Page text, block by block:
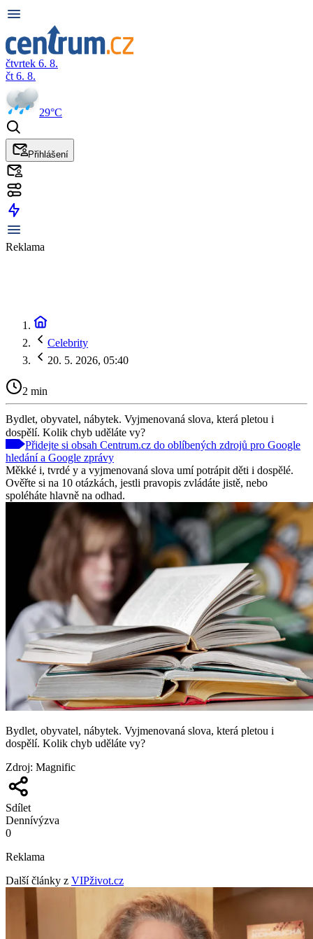
čtvrtek 6. 8.
čt 6. 8.
29°C
Přihlášení
Reklama
Celebrity
20. 5. 2026, 05:40
2 min
Bydlet, obyvatel, nábytek. Vyjmenovaná slova, která pletou i
dospělí. Kolik chyb uděláte vy?
Přidejte si obsah Centrum.cz do oblíbených zdrojů pro Google
hledání a Google zprávy
Měkké i, tvrdé y a vyjmenovaná slova umí potrápit děti i dospělé.
Ověřte si na 10 otázkách, jestli pravopis zvládáte jistě, nebo
spoléháte hlavně na odhad.
Bydlet, obyvatel, nábytek. Vyjmenovaná slova, která pletou i
dospělí. Kolik chyb uděláte vy?
Zdroj: Magnific
Sdílet
Dennívýzva
0
Reklama
Další články z VIPživot.cz